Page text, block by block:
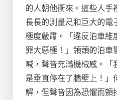
的人朝他衝來。這些人手
長長的測量尺和巨大的電
極度嚴肅。「違反泊車維
罪大惡極！」領頭的泊車
喊，聲音充滿機械感。「
是垂直停在了牆壁上！」
解，但聲音因為恐懼而顫